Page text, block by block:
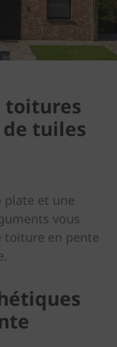
toitures
tuiles
plate et une
vous
toiture en pente